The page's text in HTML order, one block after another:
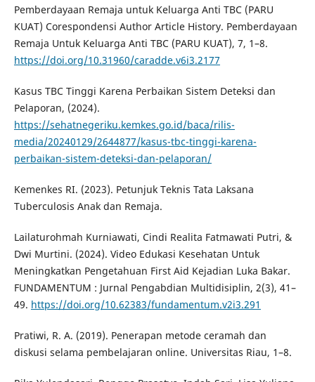
Pemberdayaan Remaja untuk Keluarga Anti TBC (PARU
KUAT) Corespondensi Author Article History. Pemberdayaan
Remaja Untuk Keluarga Anti TBC (PARU KUAT), 7, 1–8.
https://doi.org/10.31960/caradde.v6i3.2177
Kasus TBC Tinggi Karena Perbaikan Sistem Deteksi dan
Pelaporan, (2024).
https://sehatnegeriku.kemkes.go.id/baca/rilis-
media/20240129/2644877/kasus-tbc-tinggi-karena-
perbaikan-sistem-deteksi-dan-pelaporan/
Kemenkes RI. (2023). Petunjuk Teknis Tata Laksana
Tuberculosis Anak dan Remaja.
Lailaturohmah Kurniawati, Cindi Realita Fatmawati Putri, &
Dwi Murtini. (2024). Video Edukasi Kesehatan Untuk
Meningkatkan Pengetahuan First Aid Kejadian Luka Bakar.
FUNDAMENTUM : Jurnal Pengabdian Multidisiplin, 2(3), 41–
49. https://doi.org/10.62383/fundamentum.v2i3.291
Pratiwi, R. A. (2019). Penerapan metode ceramah dan
diskusi selama pembelajaran online. Universitas Riau, 1–8.